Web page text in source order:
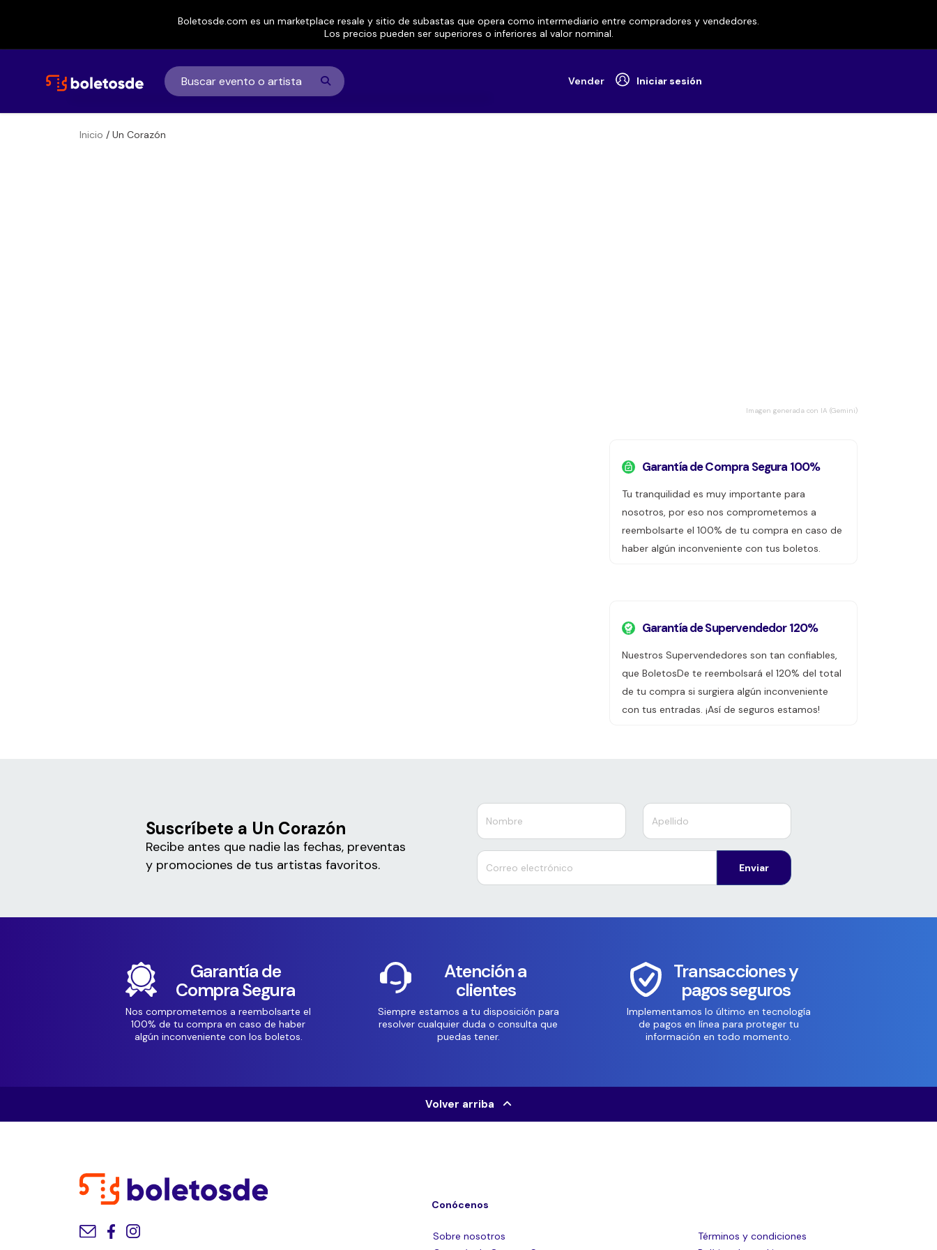
Boletosde.com es un marketplace resale y sitio de subastas que opera como intermediario entre compradores y vendedores.
Los precios pueden ser superiores o inferiores al valor nominal.
Vender Iniciar sesión
Inicio / Un Corazón
Imagen generada con IA (Gemini)
Garantía de Compra Segura 100%
Tu tranquilidad es muy importante para
nosotros, por eso nos comprometemos a
reembolsarte el 100% de tu compra en caso de
haber algún inconveniente con tus boletos.
Garantía de Supervendedor 120%
Nuestros Supervendedores son tan confiables,
que BoletosDe te reembolsará el 120% del total
de tu compra si surgiera algún inconveniente
con tus entradas. ¡Así de seguros estamos!
Suscríbete a Un Corazón
Recibe antes que nadie las fechas, preventas
y promociones de tus artistas favoritos.
Enviar
Garantía de
Compra Segura
Nos comprometemos a reembolsarte el
100% de tu compra en caso de haber
algún inconveniente con los boletos.
Atención a
clientes
Siempre estamos a tu disposición para
resolver cualquier duda o consulta que
puedas tener.
Transacciones y
pagos seguros
Implementamos lo último en tecnología
de pagos en línea para proteger tu
información en todo momento.
Volver arriba
Conócenos
Sobre nosotros
Términos y condiciones